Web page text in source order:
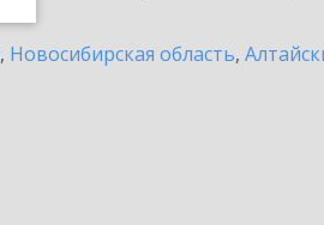
, Новосибирская область,